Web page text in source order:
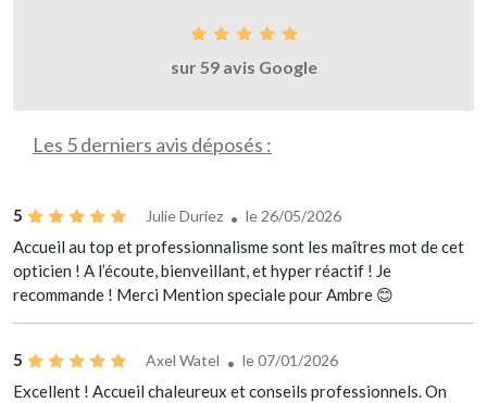
sur 59 avis Google
Les 5 derniers avis déposés :
5 Julie Duriez le 26/05/2026
Accueil au top et professionnalisme sont les maîtres mot de cet
opticien ! A l’écoute, bienveillant, et hyper réactif ! Je
recommande ! Merci Mention speciale pour Ambre 😊
5 Axel Watel le 07/01/2026
Excellent ! Accueil chaleureux et conseils professionnels. On